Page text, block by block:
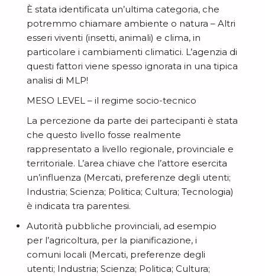
È stata identificata un’ultima categoria, che
potremmo chiamare ambiente o natura – Altri
esseri viventi (insetti, animali) e clima, in
particolare i cambiamenti climatici. L’agenzia di
questi fattori viene spesso ignorata in una tipica
analisi di MLP!
MESO LEVEL – il regime socio-tecnico
La percezione da parte dei partecipanti è stata
che questo livello fosse realmente
rappresentato a livello regionale, provinciale e
territoriale. L’area chiave che l’attore esercita
un’influenza (Mercati, preferenze degli utenti;
Industria; Scienza; Politica; Cultura; Tecnologia)
è indicata tra parentesi.
Autorità pubbliche provinciali, ad esempio
per l’agricoltura, per la pianificazione, i
comuni locali (Mercati, preferenze degli
utenti; Industria; Scienza; Politica; Cultura;